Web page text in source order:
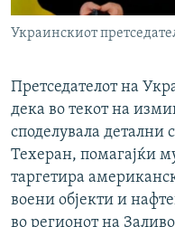
Украинскиот
Претседателот на
дека во текот на
споделувала детални
Техеран, помагајќи
таргетира
воени објекти и
во регионот на